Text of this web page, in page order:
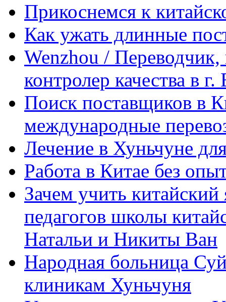
Прикоснемся к
Как ужать длинные
Wenzhou / Переводчик,
контролер качества в
Поиск поставщиков в
международные
Лечение в Хуньчуне
Работа в Китае без
Зачем учить
педагогов школы
Натальи и Никиты Ван
Народная больница
клиникам Хуньчуня